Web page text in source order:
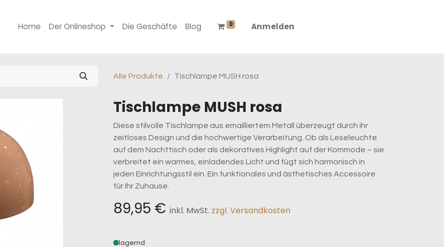
Home Der Onlineshop Die Geschäfte Blog 0 Anmelden
Alle Produkte Tischlampe MUSH rosa
Tischlampe MUSH rosa
Diese stilvolle Tischlampe aus emailliertem Metall überzeugt durch ihr
zeitloses Design und die hochwertige Verarbeitung. Ob als Leseleuchte
auf dem Nachttisch oder als dekoratives Highlight auf der Kommode – sie
verbreitet ein warmes, einladendes Licht und fügt sich harmonisch in
jeden Einrichtungsstil ein. Ein funktionales und ästhetisches Accessoire
für Ihr Zuhause.
89,95 € inkl. MwSt. zzgl. Versandkosten
lagernd